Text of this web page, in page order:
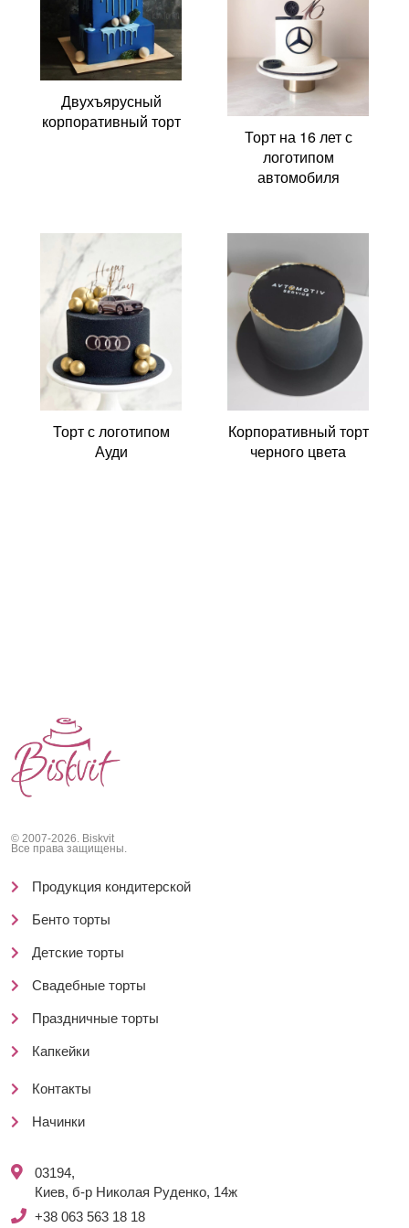
Двухъярусный
корпоративный торт
Торт на 16 лет с
логотипом
автомобиля
Торт с логотипом
Ауди
Корпоративный торт
черного цвета
© 2007-2026. Biskvit
Все права защищены.
Продукция кондитерской
Бенто торты
Детские торты
Свадебные торты
Праздничные торты
Капкейки
Контакты
Начинки
03194,
Киев, б-р Николая Руденко, 14ж
+38 063 563 18 18